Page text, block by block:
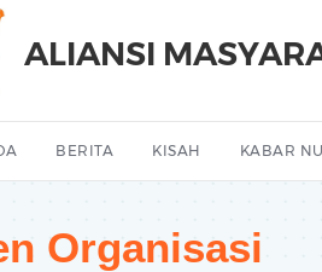
ALIANSI
BERITA KISAH KABAR
Organisasi